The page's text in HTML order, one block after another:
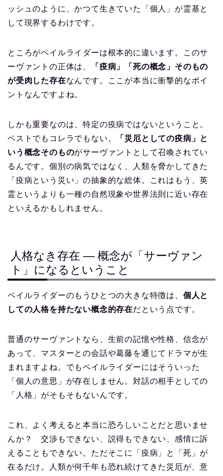
ッシュのように、かつて生きていた「個人」が霊基と
して現界するわけです。
ところがペイルライダーは根本的に違います。このサ
ーヴァントの正体は、
「疫病」「死の概念」そのもの
が受肉した存在なんです。ここが本当に衝撃的なポイ
ントなんですよね。
しかも重要なのは、特定の疫病ではないということ。
ペストでもコレラでもない。
「災厄としての疫病」と
いう概念そのものがサーヴァントとして召喚されてい
るんです。個別の病気ではなく、人類を脅かしてきた
「疫病という災い」の抽象的な総体。これはもう、英
霊というよりも一種の自然現象や世界法則に近い存在
といえるかもしれません。
人格なき存在 ― 概念が「サーヴァン
ト」になるということ
ペイルライダーのもうひとつの大きな特徴は、 個人と
しての人格を持たない概念的存在だという点です。
普通のサーヴァントなら、生前の記憶や性格、信念が
あって、マスターとの会話や葛藤を通じてドラマが生
まれますよね。でもペイルライダーにはそういった
「個人の意思」が存在しません。対話の相手としての
「人格」がそもそもないんです。
これ、よく考えると本当に恐ろしいことだと思いませ
んか？ 交渉もできない、説得もできない、感情に訴
えることもできない。ただそこに「疫病」と「死」が
在るだけ。人類が何千年も恐れ続けてきた災厄が、意